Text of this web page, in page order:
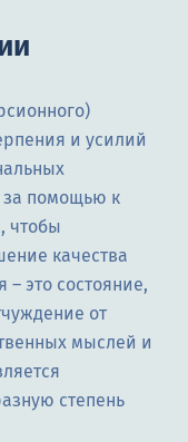
и усилий
за помощью к
чтобы
качества
это состояние,
от
мыслей и
степень